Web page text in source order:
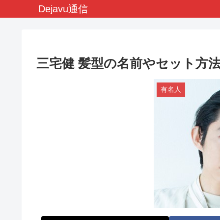
Dejavu通信
三宅健 髪型の名前やセット方
有名人